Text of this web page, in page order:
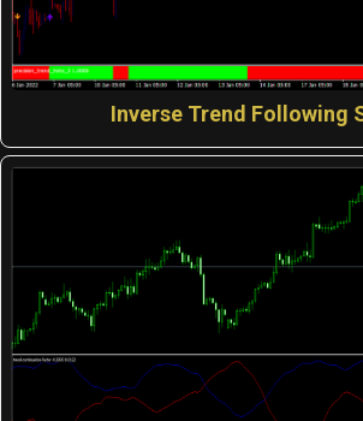
Inverse Trend Following